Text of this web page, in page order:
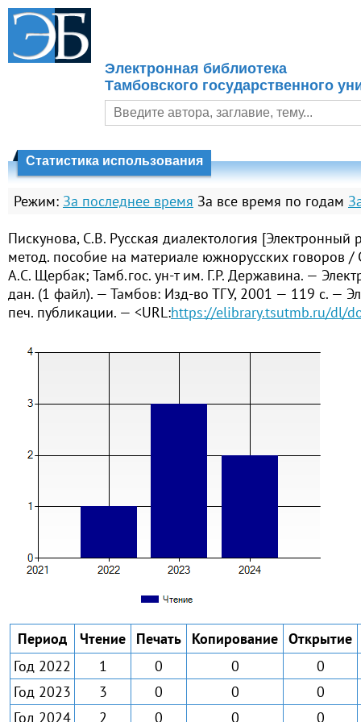
Электронная библиотека
Тамбовского государственного
Статистика использования
Режим: За последнее время За все время по годам
Пискунова, С.В. Русская диалектология [Электронный
метод. пособие на материале южнорусских говоров /
А.С. Щербак; Тамб.гос. ун-т им. Г.Р. Державина. —
дан. (1 файл). — Тамбов: Изд-во ТГУ, 2001 — 119 с. —
печ. публикации. — <URL:https://elibrary.tsutmb.ru/dl/
Период Чтение Печать Копирование Открытие
Год 2022
1 0 0
0
Год 2023
3 0 0
0
Год 2024
2 0 0
0